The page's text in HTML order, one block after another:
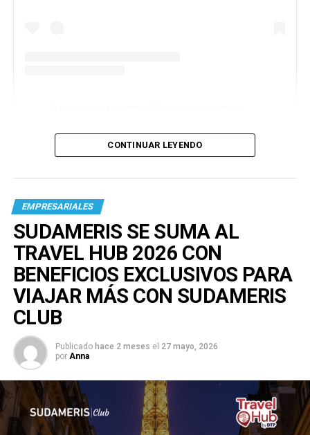
CONTINUAR LEYENDO
EMPRESARIALES
SUDAMERIS SE SUMA AL
TRAVEL HUB 2026 CON
BENEFICIOS EXCLUSIVOS PARA
VIAJAR MÁS CON SUDAMERIS
CLUB
Publicado hace 2 meses el 27 mayo, 2026
por Anna